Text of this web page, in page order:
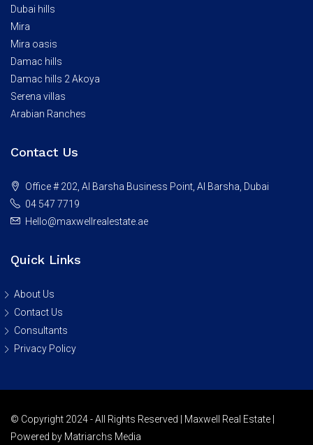
Dubai hills
Mira
Mira oasis
Damac hills
Damac hills 2 Akoya
Serena villas
Arabian Ranches
Contact Us
Office # 202, Al Barsha Business Point, Al Barsha, Dubai
04 547 7719
Hello@maxwellrealestate.ae
Quick Links
About Us
Contact Us
Consultants
Privacy Policy
© Copyright 2024 - All Rights Reserved | Maxwell Real Estate |
Powered by Matriarchs Media